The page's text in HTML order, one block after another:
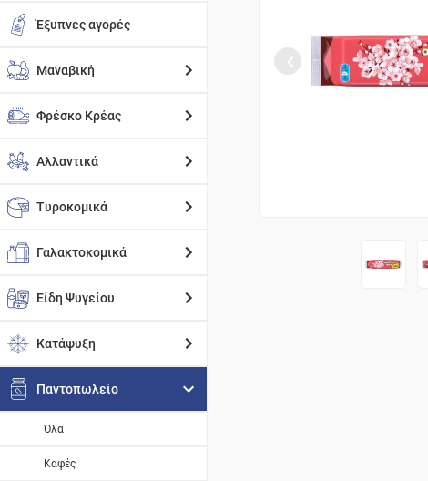
Έξυπνες αγορές
Μαναβική
Φρέσκο Κρέας
Αλλαντικά
Τυροκομικά
Γαλακτοκομικά
Είδη Ψυγείου
Κατάψυξη
Παντοπωλείο
Όλα
Καφές